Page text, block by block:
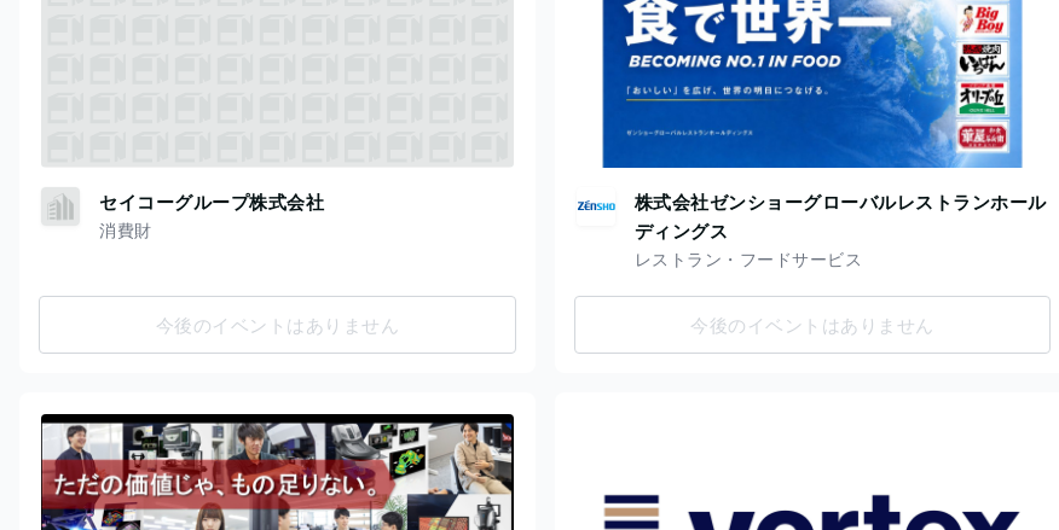
セイコーグループ株式会社
消費財
今後のイベントはありません
株式会社ゼンショーグローバルレストランホール
ディングス
レストラン・フードサービス
今後のイベントはありません